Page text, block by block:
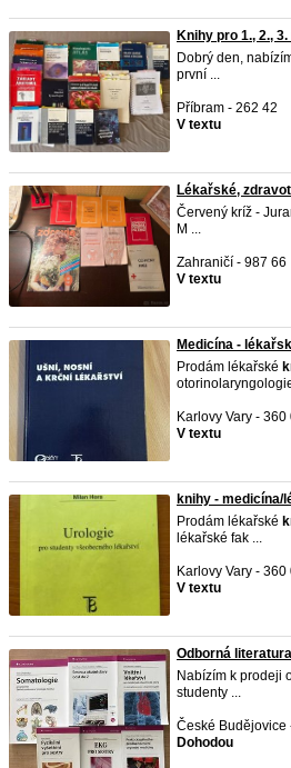
Knihy pro 1., 2.,
Dobrý den,
první ...
Příbram - 262 42
V textu
Lékařské,
Červený kríž -
M ...
Zahraničí - 987 66
V textu
Medicína -
Prodám lékařské
Karlovy Vary - 360
V textu
knihy - medicína/
Prodám lékařské
lékařské fak ...
Karlovy Vary - 360
V textu
Odborná
Nabízím k prodeji
studenty ...
České Budějovice
Dohodou